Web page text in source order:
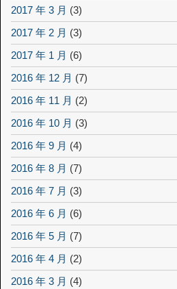
2017 年 3 月 (3)
2017 年 2 月 (3)
2017 年 1 月 (6)
2016 年 12 月 (7)
2016 年 11 月 (2)
2016 年 10 月 (3)
2016 年 9 月 (4)
2016 年 8 月 (7)
2016 年 7 月 (3)
2016 年 6 月 (6)
2016 年 5 月 (7)
2016 年 4 月 (2)
2016 年 3 月 (4)